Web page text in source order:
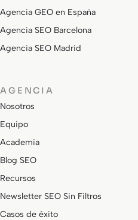
Agencia GEO en España
Agencia SEO Barcelona
Agencia SEO Madrid
AGENCIA
Nosotros
Equipo
Academia
Blog SEO
Recursos
Newsletter SEO Sin Filtros
Casos de éxito